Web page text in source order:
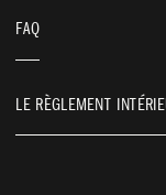
FAQ
LE RÈGLEMENT